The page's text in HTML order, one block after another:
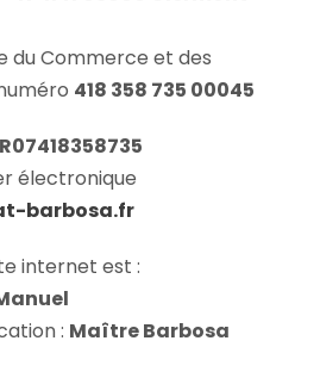
du Commerce et des
418 358 735 00045
électronique
barbosa.fr
internet est :
: MaîtreBarbosa